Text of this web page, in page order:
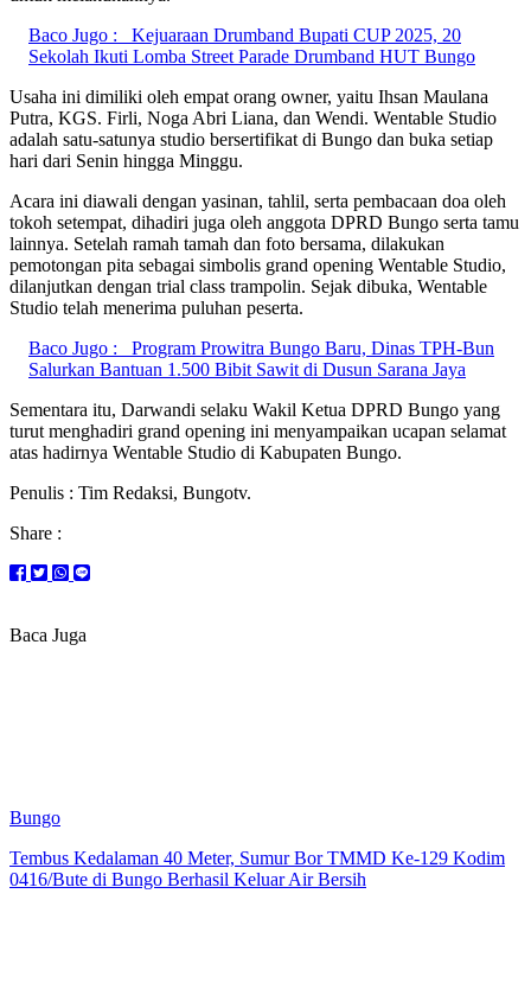
Baco Jugo :
Kejuaraan Drumband Bupati CUP 2025, 20
Sekolah Ikuti Lomba Street Parade Drumband HUT Bungo
Usaha ini dimiliki oleh empat orang owner, yaitu Ihsan Maulana
Putra, KGS. Firli, Noga Abri Liana, dan Wendi. Wentable Studio
adalah satu-satunya studio bersertifikat di Bungo dan buka setiap
hari dari Senin hingga Minggu.
Acara ini diawali dengan yasinan, tahlil, serta pembacaan doa oleh
tokoh setempat, dihadiri juga oleh anggota DPRD Bungo serta tamu
lainnya. Setelah ramah tamah dan foto bersama, dilakukan
pemotongan pita sebagai simbolis grand opening Wentable Studio,
dilanjutkan dengan trial class trampolin. Sejak dibuka, Wentable
Studio telah menerima puluhan peserta.
Baco Jugo :
Program Prowitra Bungo Baru, Dinas TPH-Bun
Salurkan Bantuan 1.500 Bibit Sawit di Dusun Sarana Jaya
Sementara itu, Darwandi selaku Wakil Ketua DPRD Bungo yang
turut menghadiri grand opening ini menyampaikan ucapan selamat
atas hadirnya Wentable Studio di Kabupaten Bungo.
Penulis : Tim Redaksi, Bungotv.
Share :
Baca Juga
Bungo
Tembus Kedalaman 40 Meter, Sumur Bor TMMD Ke-129 Kodim
0416/Bute di Bungo Berhasil Keluar Air Bersih